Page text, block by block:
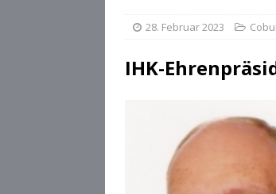
[ 28. Juli
28. Februar 2023
IHK-